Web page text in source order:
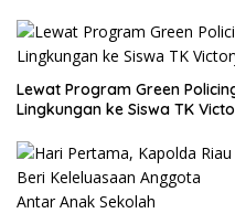
Lewat Program Green
Lingkungan ke Siswa TK